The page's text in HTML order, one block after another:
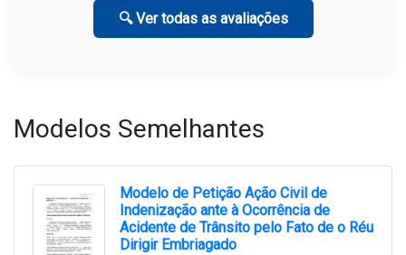
🔍 Ver todas as avaliações
Modelos Semelhantes
Modelo de Petição Ação Civil de
Indenização ante à Ocorrência de
Acidente de Trânsito pelo Fato de o Réu
Dirigir Embriagado